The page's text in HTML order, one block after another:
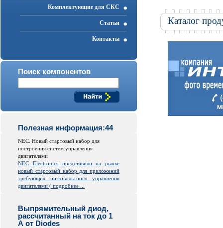
Комплектующие для СКС
Статьи
Контакты
Поиск компонентов
Полезная информация:44
NEC. Новый стартовый набор для
построения систем управления
двигателями
NEC
Electronicsпредставили на рынке
новый стартовый набор для приложений
требующих низковольтного управления
двигателями ( подробнее ...
Выпрямительный диод,
рассчитанный на ток до 1
А от Diodes
Каталог